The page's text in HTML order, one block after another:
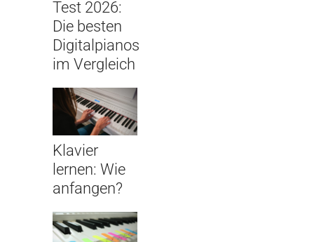
Test 2026:
Die besten
Digitalpianos
im Vergleich
Klavier
lernen: Wie
anfangen?